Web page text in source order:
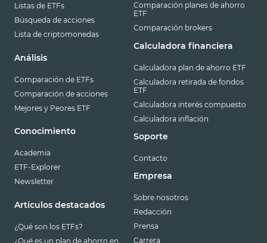
Listas de ETFs
Búsqueda de acciones
Lista de criptomonedas
Análisis
Comparación de ETFs
Comparación de acciones
Mejores y Peores ETF
Conocimiento
Academia
ETF-Explorer
Newsletter
Artículos destacados
¿Qué son los ETFs?
¿Qué es un plan de ahorro en
Comparación planes de ahorro
ETF
Comparación brokers
Calculadora financiera
Calculadora plan de ahorro ETF
Calculadora retirada de fondos
ETF
Calculadora interés compuesto
Calculadora inflación
Soporte
Contacto
Empresa
Sobre nosotros
Redacción
Prensa
Carrera